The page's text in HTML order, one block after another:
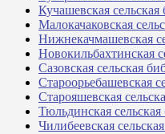
Кучашевская
Малокачаковская
Нижнекачмашевская
Новокильбахтинская
Сазовская сельская
Староорьебашевская
Старояшевская
Тюльдинская
Чилибеевская